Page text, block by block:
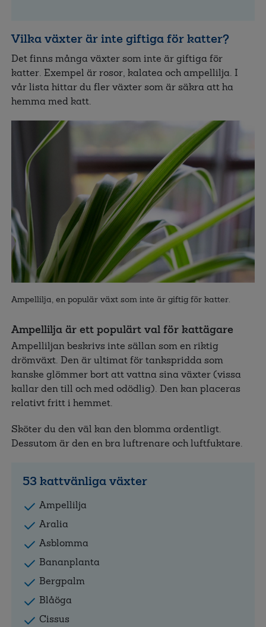
Vilka växter är inte giftiga för katter?
Det finns många växter som inte är giftiga för
katter. Exempel är rosor, kalatea och ampellilja. I
vår lista hittar du fler växter som är säkra att ha
hemma med katt.
Ampellilja, en populär växt som inte är giftig för katter.
Ampellilja är ett populärt val för kattägare
Ampelliljan beskrivs inte sällan som en riktig
drömväxt. Den är ultimat för tankspridda som
kanske glömmer bort att vattna sina växter (vissa
kallar den till och med odödlig). Den kan placeras
relativt fritt i hemmet.
Sköter du den väl kan den blomma ordentligt.
Dessutom är den en bra luftrenare och luftfuktare.
53 kattvänliga växter
Ampellilja
Aralia
Asblomma
Bananplanta
Bergpalm
Blåöga
Cissus